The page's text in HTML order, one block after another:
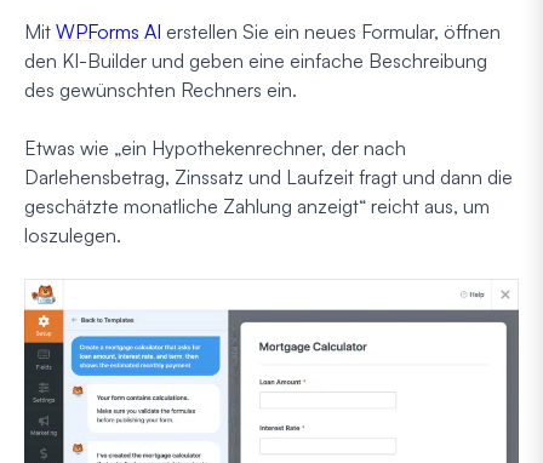
Mit WPForms AI erstellen Sie ein neues Formular, öffnen
den KI-Builder und geben eine einfache Beschreibung
des gewünschten Rechners ein.
Etwas wie „ein Hypothekenrechner, der nach
Darlehensbetrag, Zinssatz und Laufzeit fragt und dann die
geschätzte monatliche Zahlung anzeigt“ reicht aus, um
loszulegen.